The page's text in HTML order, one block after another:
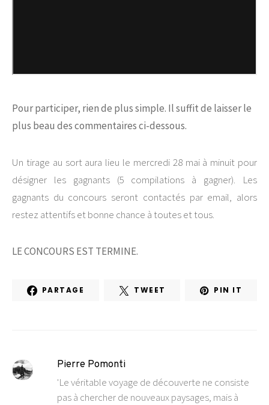
Pour participer, rien de plus simple. Il suffit de laisser le
plus beau des commentaires ci-dessous.
Un tirage au sort aura lieu le mercredi 28 mai à minuit pour
désigner les gagnants (5 compilations à gagner). Les
gagnants du concours seront contactés par email, alors
restez attentifs et bonne chance à toutes et tous.
LE CONCOURS EST TERMINE.
PARTAGE TWEET PIN IT
Pierre Pomonti
'Le véritable voyage de découverte ne consiste
pas à chercher de nouveaux paysages, mais à